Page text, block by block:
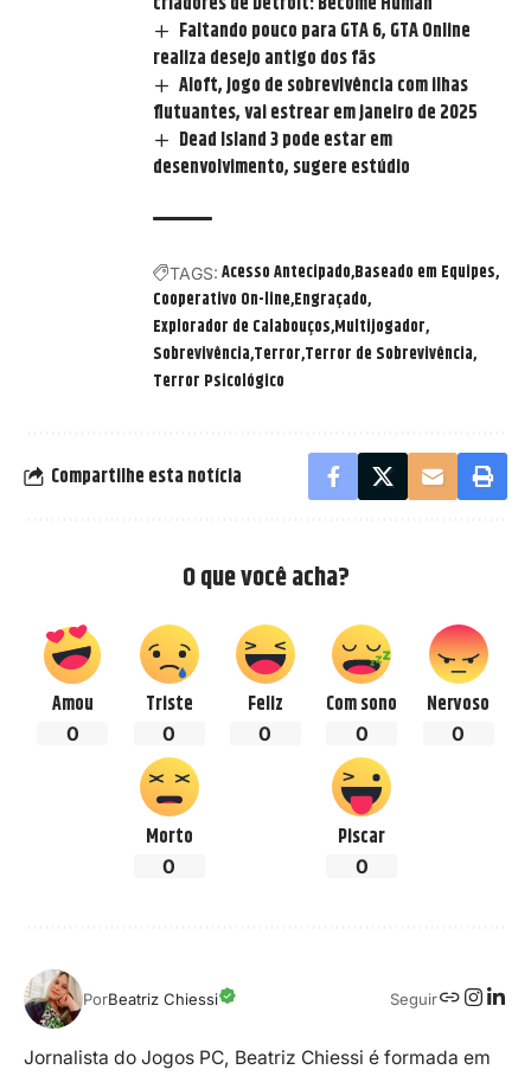
Faltando pouco para GTA 6, GTA Online
realiza desejo antigo dos fãs
Aloft, jogo de sobrevivência com ilhas
flutuantes, vai estrear em janeiro de 2025
Dead Island 3 pode estar em
desenvolvimento, sugere estúdio
TAGS: Acesso Antecipado Baseado em Equipes
Cooperativo On-line Engraçado
Explorador de Calabouços Multijogador
Sobrevivência Terror Terror de Sobrevivência
Terror Psicológico
Compartilhe esta notícia
O que você acha?
Amou
0
Triste
0
Feliz
0
Com sono
0
Nervoso
0
Morto
0
Piscar
0
PorBeatriz Chiessi Seguir
Jornalista do Jogos PC, Beatriz Chiessi é formada em